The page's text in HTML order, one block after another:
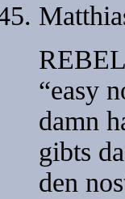
“easy
damn
gibts
den